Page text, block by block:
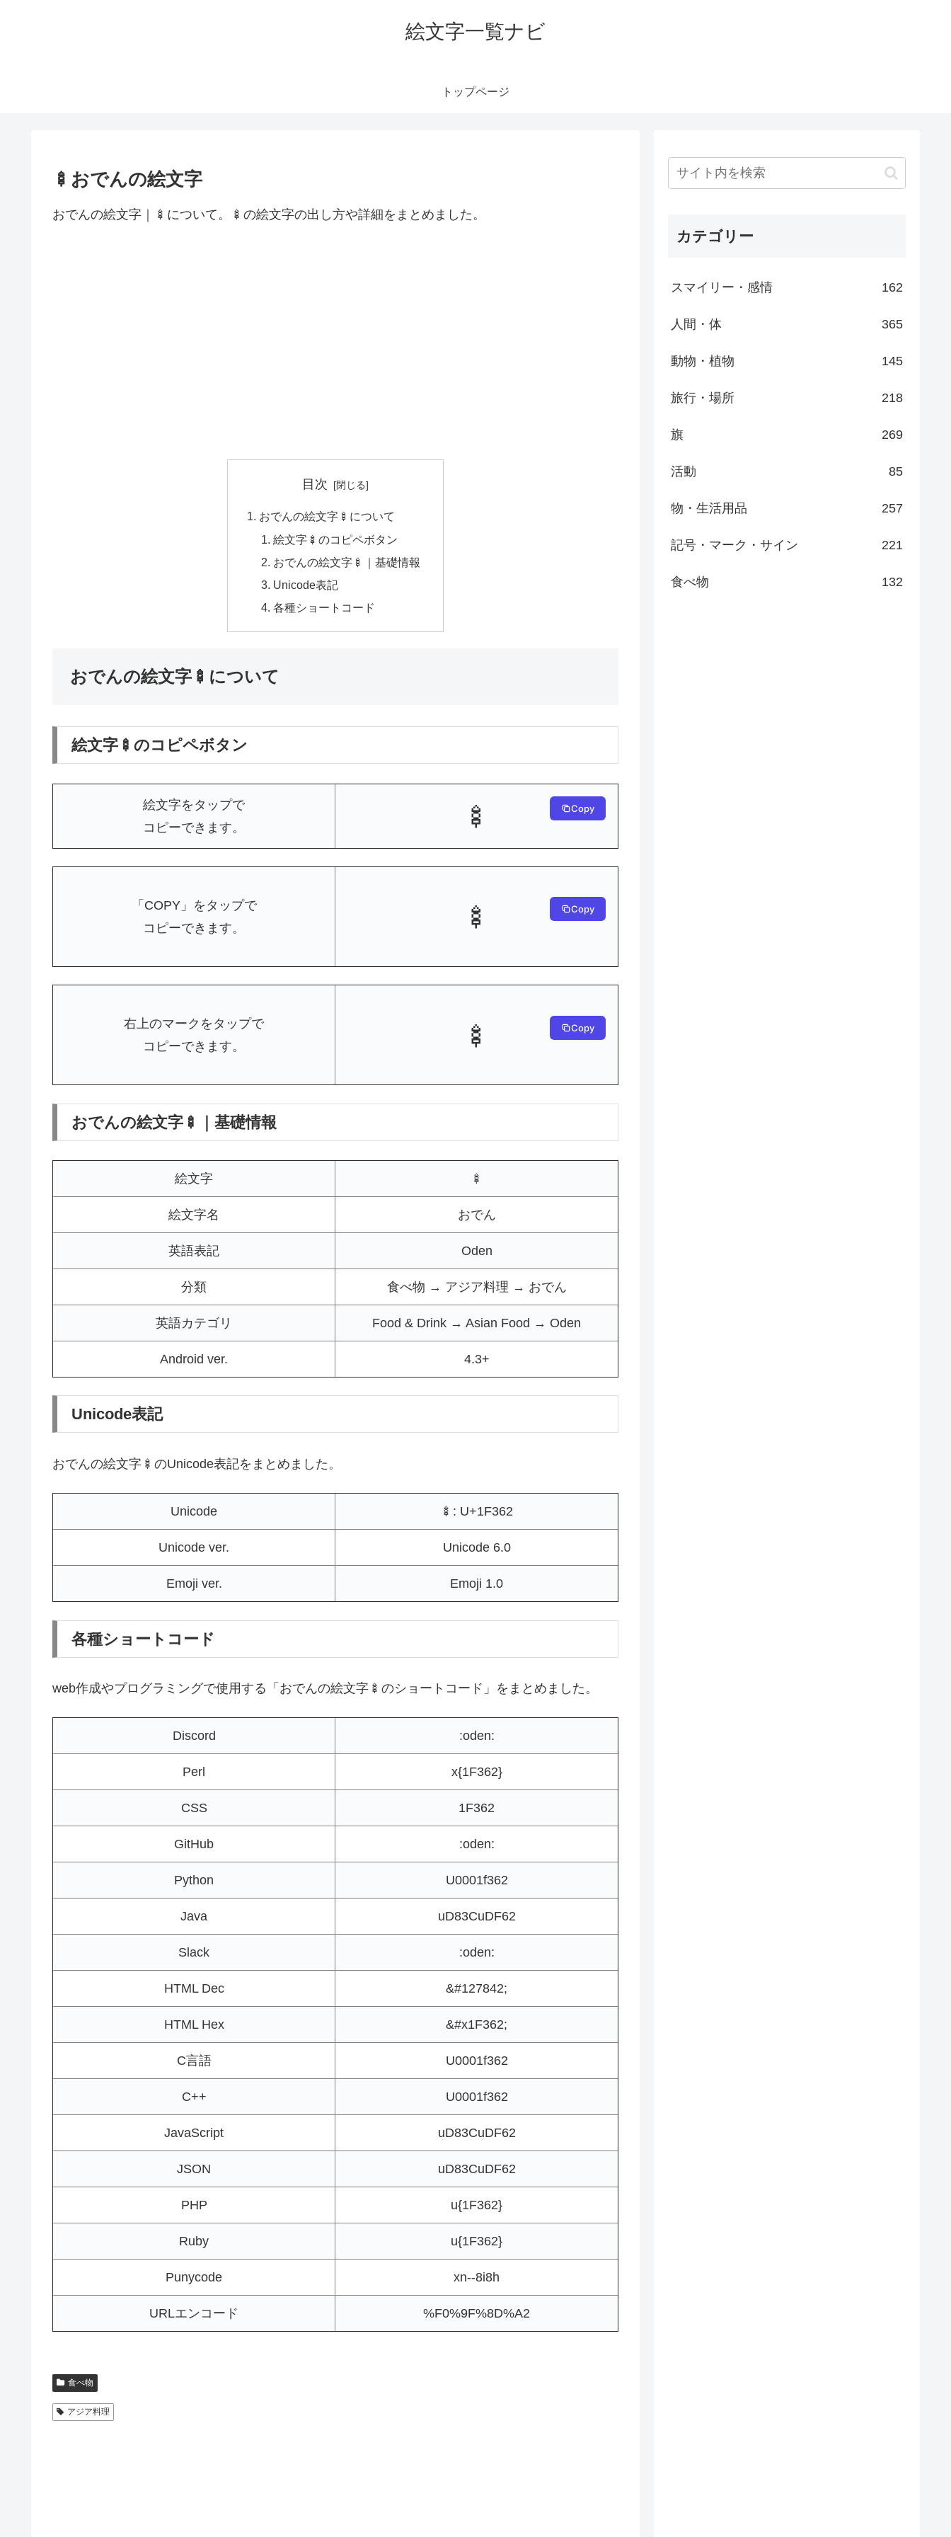
絵文字一覧ナビ
トップページ
🍢おでんの絵文字
おでんの絵文字｜🍢について。🍢の絵文字の出し方や詳細をまとめました。
目次
おでんの絵文字🍢について
絵文字🍢のコピペボタン
おでんの絵文字🍢｜基礎情報
Unicode表記
各種ショートコード
おでんの絵文字🍢について
絵文字🍢のコピペボタン
絵文字をタップで
コピーできます。
🍢 Copy
「COPY」をタップで
コピーできます。
🍢 Copy
右上のマークをタップで
コピーできます。
🍢 Copy
おでんの絵文字🍢｜基礎情報
絵文字 🍢
絵文字名 おでん
英語表記 Oden
分類 食べ物 → アジア料理 → おでん
英語カテゴリ Food & Drink → Asian Food → Oden
Android ver. 4.3+
Unicode表記
おでんの絵文字🍢のUnicode表記をまとめました。
Unicode 🍢: U+1F362
Unicode ver. Unicode 6.0
Emoji ver. Emoji 1.0
各種ショートコード
web作成やプログラミングで使用する「おでんの絵文字🍢のショートコード」をまとめました。
Discord :oden:
Perl x{1F362}
CSS 1F362
GitHub :oden:
Python U0001f362
Java uD83CuDF62
Slack :oden:
HTML Dec &#127842;
HTML Hex &#x1F362;
C言語 U0001f362
C++ U0001f362
JavaScript uD83CuDF62
JSON uD83CuDF62
PHP u{1F362}
Ruby u{1F362}
Punycode xn--8i8h
URLエンコード %F0%9F%8D%A2
食べ物
アジア料理
カテゴリー
スマイリー・感情 162
人間・体 365
動物・植物 145
旅行・場所 218
旗 269
活動 85
物・生活用品 257
記号・マーク・サイン 221
食べ物 132